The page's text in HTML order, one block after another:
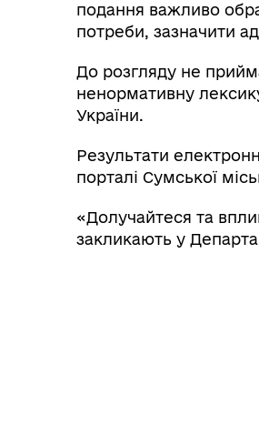
подання важливо
потреби, зазначити
До розгляду не
ненормативну
України.
Результати
порталі Сумської
«Долучайтеся та
закликають у